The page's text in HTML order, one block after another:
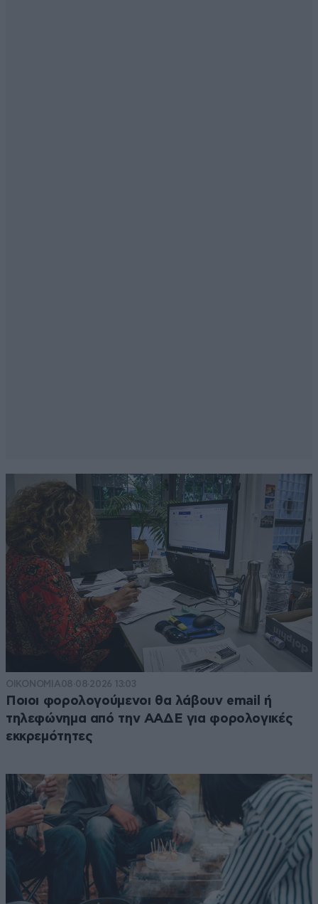
ΟΙΚΟΝΟΜΙΑ08·08·2026 13:03
Ποιοι φορολογούμενοι θα λάβουν email ή
τηλεφώνημα από την ΑΑΔΕ για φορολογικές
εκκρεμότητες